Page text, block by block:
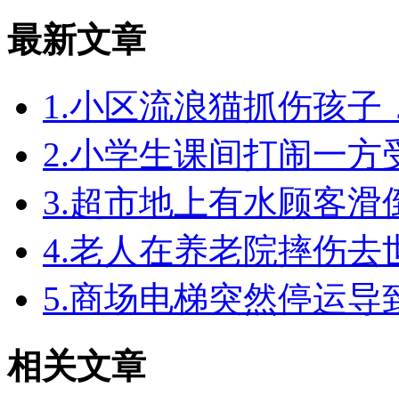
最新文章
1.小区流浪猫抓伤孩子
2.小学生课间打闹一
3.超市地上有水顾客
4.老人在养老院摔伤去
5.商场电梯突然停运
相关文章